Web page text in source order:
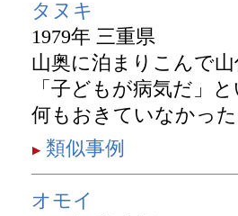
タヌキ
1979年 三重県
山奥に泊まりこんで
「子どもが病気だ」
何もおきていなかっ
類似事例
オモイ